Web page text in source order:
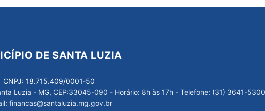
DE SANTA LUZIA
CNPJ: 18.715.409/0001-50
Luzia - MG, CEP:33045-090 - Horário: 8h às 17h - Telefone: (31) 3641-5300
financas@santaluzia.mg.gov.br